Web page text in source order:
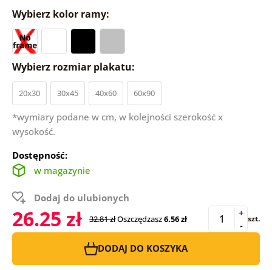
Wybierz kolor ramy:
Wybierz rozmiar plakatu:
20x30 30x45 40x60 60x90
*wymiary podane w cm, w kolejności szerokość x
wysokość.
Dostępność:
w magazynie
Dodaj do ulubionych
26.25 zł 32.81 złOszczędzasz6.56 zł -
+ szt.
DODAJ DO KOSZYKA